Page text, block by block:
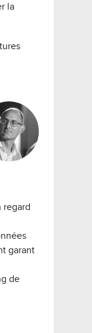
la
regard
garant
de